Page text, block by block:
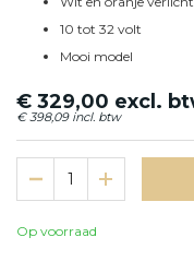
10 tot 32 volt
Mooi model
€ 398,09
€ 329,00
Op voorraad